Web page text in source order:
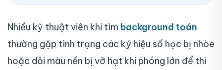
Nhiều kỹ thuật viên khi tìm background toán
thường gặp tình trạng các ký hiệu số học bị nhòe
hoặc dải màu nền bị vỡ hạt khi phóng lớn để thi